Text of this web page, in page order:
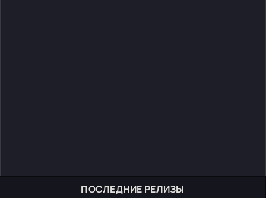
ПОСЛЕДНИЕ РЕЛИЗЫ